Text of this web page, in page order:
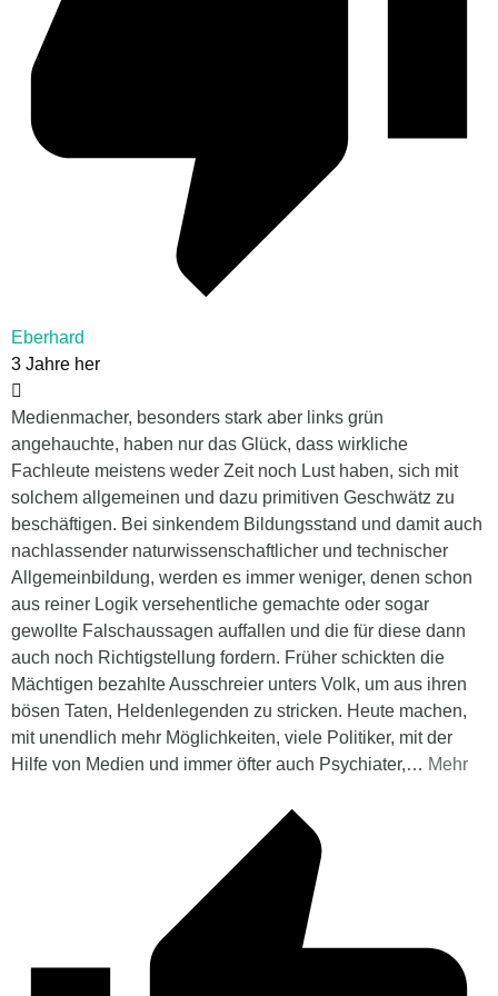
Eberhard
3 Jahre her
Medienmacher, besonders stark aber links grün
angehauchte, haben nur das Glück, dass wirkliche
Fachleute meistens weder Zeit noch Lust haben, sich mit
solchem allgemeinen und dazu primitiven Geschwätz zu
beschäftigen. Bei sinkendem Bildungsstand und damit auch
nachlassender naturwissenschaftlicher und technischer
Allgemeinbildung, werden es immer weniger, denen schon
aus reiner Logik versehentliche gemachte oder sogar
gewollte Falschaussagen auffallen und die für diese dann
auch noch Richtigstellung fordern. Früher schickten die
Mächtigen bezahlte Ausschreier unters Volk, um aus ihren
bösen Taten, Heldenlegenden zu stricken. Heute machen,
mit unendlich mehr Möglichkeiten, viele Politiker, mit der
Hilfe von Medien und immer öfter auch Psychiater,… Mehr